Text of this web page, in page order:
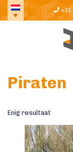
+31
Piraten
Enig resultaat